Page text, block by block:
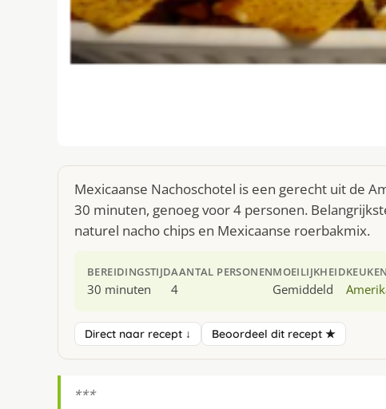
Mexicaanse Nachoschotel is een gerecht uit de
30 minuten, genoeg voor 4 personen.
naturel nacho chips en Mexicaanse roerbakmix.
BEREIDINGSTIJD
30 minuten
AANTAL PERSONEN
4
MOEILIJKHEID
Gemiddeld
KEUKEN
Direct naar recept ↓ Beoordeel dit recept ★
***